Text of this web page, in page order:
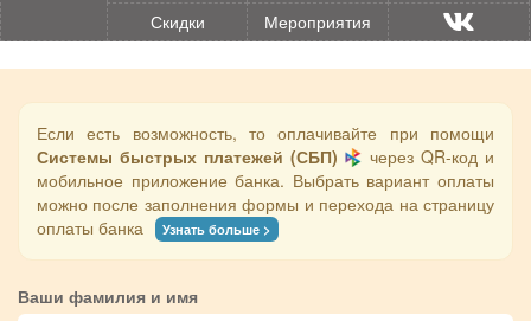
Скидки Мероприятия
Если есть возможность, то оплачивайте при помощи
Системы быстрых платежей (СБП)
через QR-код и
мобильное приложение банка. Выбрать вариант оплаты
можно после заполнения формы и перехода на страницу
оплаты банка
Узнать больше >
Ваши фамилия и имя